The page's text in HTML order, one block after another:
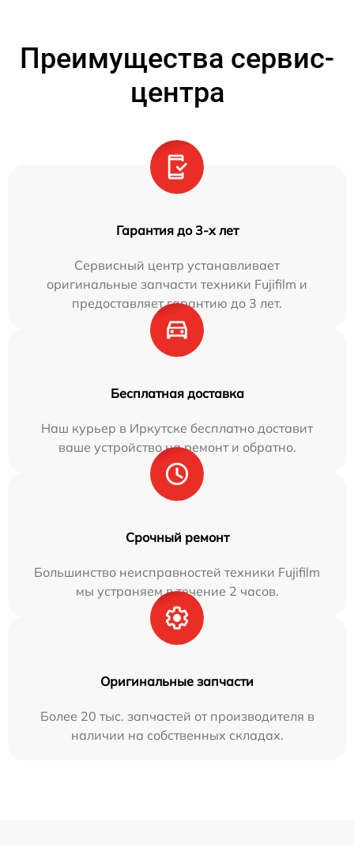
Преимущества сервис-
центра
Гарантия до 3-х лет
Сервисный центр устанавливает
оригинальные запчасти техники Fujifilm и
предоставляет гарантию до 3 лет.
Бесплатная доставка
Наш курьер в Иркутске бесплатно доставит
ваше устройство на ремонт и обратно.
Срочный ремонт
Большинство неисправностей техники Fujifilm
мы устраняем в течение 2 часов.
Оригинальные запчасти
Более 20 тыс. запчастей от производителя в
наличии на собственных складах.